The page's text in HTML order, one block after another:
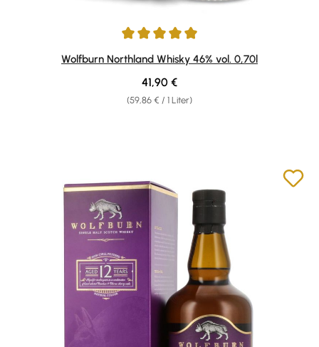
Durchschnittliche Bewertung von 4.88 von 5 Sternen
Wolfburn Northland Whisky 46% vol. 0,70l
(59,86 € / 1 Liter)
Regulärer Preis:
41,90 €